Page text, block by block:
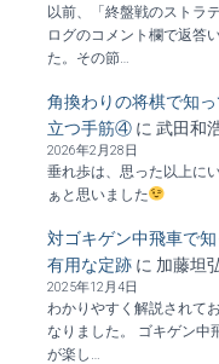
以前、「終盤戦のストラ
ログのコメント欄で返答
た。その節…
角換わりの将棋で知
立つ手筋④に 武田和
2026年2月28日
垂れ歩は、思った以上に
ぁと思いました
対ゴキゲン中飛車で知
有用な定跡に 加藤坦
2025年12月4日
わかりやすく解説されて
なりました。 ゴキゲン中
が楽し…